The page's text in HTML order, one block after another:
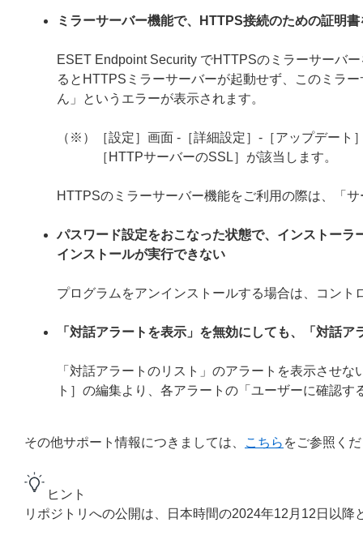
ミラーサーバー機能で、HTTPS接続のための証明
ESET Endpoint Security でHTTPSのミラーサーバ
るとHTTPSミラーサーバーが起動せず、このミラ
ん」というエラーが表示されます。
（※）［設定］画面 -［詳細設定］-［アップデー
［HTTPサーバーのSSL］が該当します。
HTTPSのミラーサーバー機能をご利用の際は、「
パスワード設定をおこなった状態で、インストー
インストールが実行できない
プログラムをアンインストールする場合は、コン
「対話アラートを表示」を無効にしても、「対話
「対話アラートのリスト」のアラートを表示させ
ト］の編集より、各アラートの「ユーザーに確認
その他サポート情報につきましては、 こちら をご参照く
ヒント
リポジトリへの公開は、日本時間の2024年12月12日以降